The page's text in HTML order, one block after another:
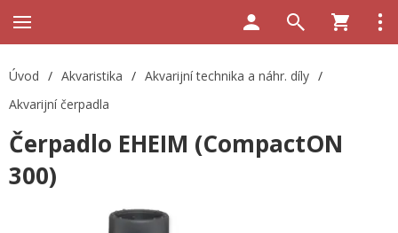
Úvod / Akvaristika / Akvarijní technika a náhr. díly /
Akvarijní čerpadla
Čerpadlo EHEIM (CompactON
300)